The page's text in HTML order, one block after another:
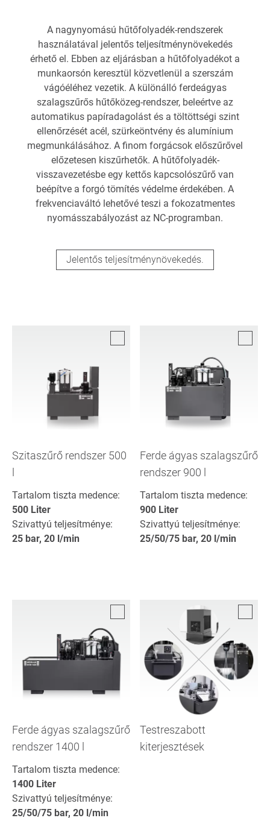
A nagynyomású hűtőfolyadék-rendszerek
használatával jelentős teljesítménynövekedés
érhető el. Ebben az eljárásban a hűtőfolyadékot a
munkaorsón keresztül közvetlenül a szerszám
vágóéléhez vezetik. A különálló ferdeágyas
szalagszűrős hűtőközeg-rendszer, beleértve az
automatikus papíradagolást és a töltöttségi szint
ellenőrzését acél, szürkeöntvény és alumínium
megmunkálásához. A finom forgácsok előszűrővel
előzetesen kiszűrhetők. A hűtőfolyadék-
visszavezetésbe egy kettős kapcsolószűrő van
beépítve a forgó tömítés védelme érdekében. A
frekvenciaváltó lehetővé teszi a fokozatmentes
nyomásszabályozást az NC-programban.
Jelentős teljesítménynövekedés.
Szitaszűrő rendszer 500
Tartalom tiszta medence:
500 Liter
Szivattyú teljesítménye:
25 bar, 20 l/min
Ferde ágyas szalagszűrő
rendszer 900 l
Tartalom tiszta medence:
900 Liter
Szivattyú teljesítménye:
25/50/75 bar, 20 l/min
Ferde ágyas szalagszűrő
rendszer 1400 l
Tartalom tiszta medence:
1400 Liter
Szivattyú teljesítménye:
25/50/75 bar, 20 l/min
Testreszabott
kiterjesztések